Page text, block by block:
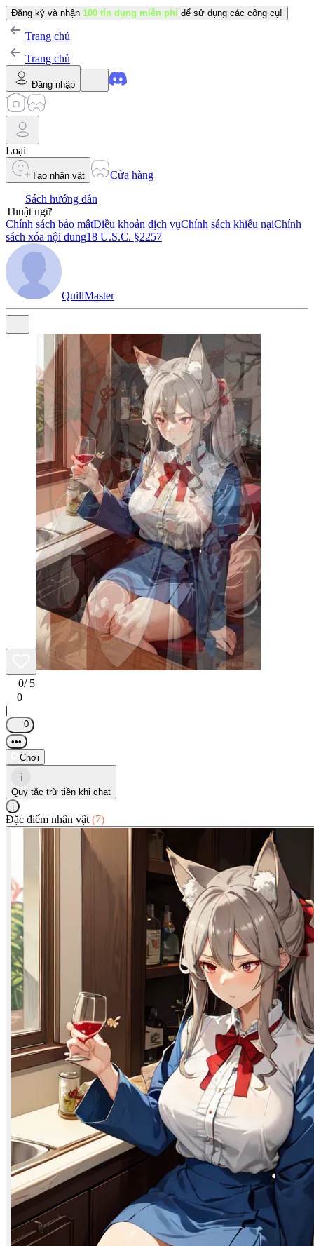
Đăng ký và nhận 100 tín dụng miễn phí để sử dụng các công cụ!
Trang chủ
Trang chủ
Đăng nhập
Loại
Tạo nhân vật
Cửa hàng
Sách hướng dẫn
Thuật ngữ
Chính sách bảo mậtĐiều khoản dịch vụChính sách khiếu nạiChính
sách xóa nội dung18 U.S.C. §2257
QuillMaster
0/ 5
0
|
0
•••
Chơi
i
Quy tắc trừ tiền khi chat
i
Đặc điểm nhân vật (7)